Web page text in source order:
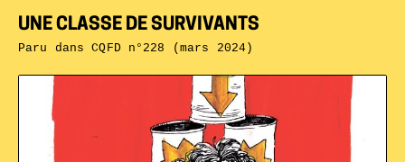
UNE CLASSE DE SURVIVANTS
Paru dansCQFD n°228 (mars 2024)